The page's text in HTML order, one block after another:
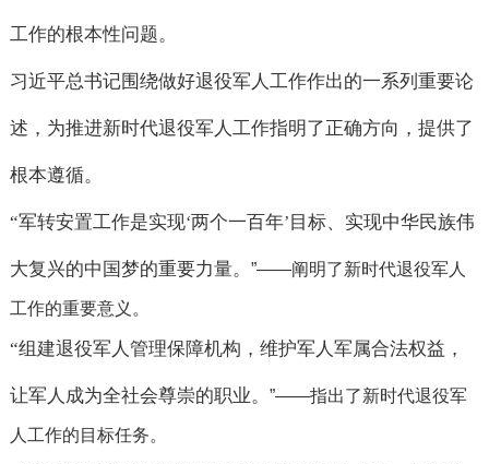
工作的根本性问题。
习近平总书记围绕做好退役军人工作作出的一系列重要论
述，为推进新时代退役军人工作指明了正确方向，提供了
根本遵循。
“军转安置工作是实现‘两个一百年’ 目标、实现中华民族伟
大复兴的中国梦的重要力量。 ”——阐明了新时代退役军人
工作的重要意义。
“组建退役军人管理保障机构，维护军人军属合法权益，
让军人成为全社会尊崇的职业。 ”——指出了新时代退役军
人工作的目标任务。